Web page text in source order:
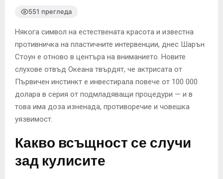
551 прегледа
Някога символ на естествената красота и известна
противничка на пластичните интервенции, днес Шарън
Стоун е отново в центъра на вниманието. Новите
слухове отвъд Океана твърдят, че актрисата от
Първичен инстинкт е инвестирала повече от 100 000
долара в серия от подмладяващи процедури — и в
това има доза изненада, противоречие и човешка
уязвимост.
Какво всъщност се случи
зад кулисите